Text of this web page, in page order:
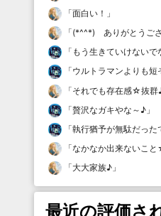
「面白い！ 」
「(*^^*) ありがとうご
「 もう生きていけないで
「ウルトラマンよりも短
「それでも存在感☆抜群
「贅沢なガキやな～♪ 」
「執行猶予が無駄だった
「なかなか出来ないこ
「大大家族♪ 」
最近の評価さ